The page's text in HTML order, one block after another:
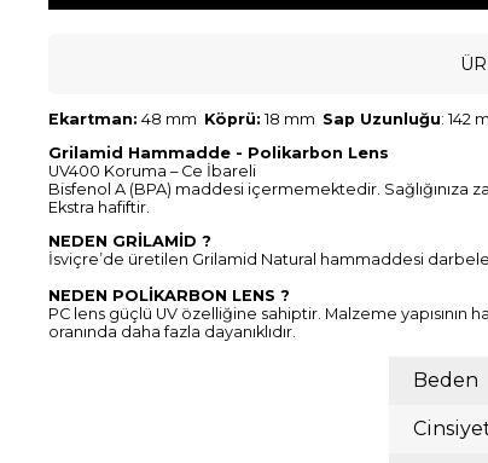
Ekartman: 48 mm Köprü: 18 mm Sap Uzunluğu: 142
Grilamid Hammadde - Polikarbon Lens
UV400 Koruma – Ce İbareli
Bisfenol A (BPA) maddesi içermemektedir. Sağlığınıza
Ekstra hafiftir.
NEDEN GRİLAMİD ?
İsviçre’de üretilen Grilamid Natural hammaddesi
NEDEN POLİKARBON LENS ?
PC lens güçlü UV özelliğine sahiptir. Malzeme yapısının
oranında daha fazla dayanıklıdır.
Beden